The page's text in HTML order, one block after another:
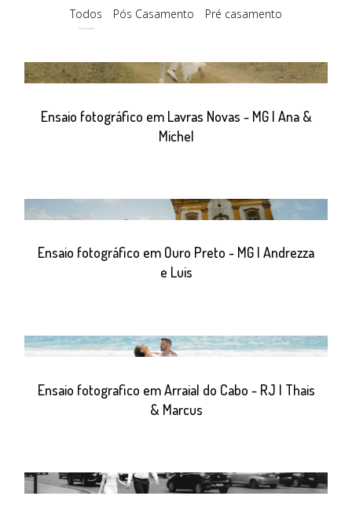
Todos Pós Casamento Pré casamento
Ensaio fotográfico em Lavras Novas - MG | Ana &
Michel
Ensaio fotográfico em Ouro Preto - MG | Andrezza
e Luis
Ensaio fotografico em Arraial do Cabo - RJ | Thais
& Marcus